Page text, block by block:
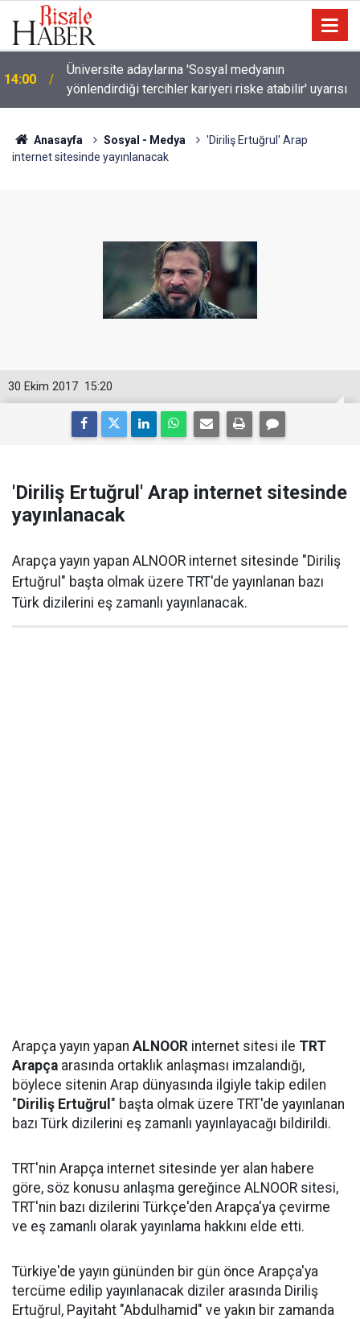
14:00
Üniversite adaylarına 'Sosyal medyanın
yönlendirdiği tercihler kariyeri riske atabilir' uyarısı
Anasayfa Sosyal - Medya
'Diriliş Ertuğrul' Arap
internet sitesinde yayınlanacak
15:20
30 Ekim 2017
'Diriliş Ertuğrul' Arap internet sitesinde
yayınlanacak
Arapça yayın yapan ALNOOR internet sitesinde "Diriliş
Ertuğrul" başta olmak üzere TRT'de yayınlanan bazı
Türk dizilerini eş zamanlı yayınlanacak.
Arapça yayın yapan ALNOOR internet sitesi ile TRT
Arapça arasında ortaklık anlaşması imzalandığı,
böylece sitenin Arap dünyasında ilgiyle takip edilen
" Diriliş Ertuğrul " başta olmak üzere TRT'de yayınlanan
bazı Türk dizilerini eş zamanlı yayınlayacağı bildirildi.
TRT'nin Arapça internet sitesinde yer alan habere
göre, söz konusu anlaşma gereğince ALNOOR sitesi,
TRT'nin bazı dizilerini Türkçe'den Arapça'ya çevirme
ve eş zamanlı olarak yayınlama hakkını elde etti.
Türkiye'de yayın gününden bir gün önce Arapça'ya
tercüme edilip yayınlanacak diziler arasında Diriliş
Ertuğrul, Payitaht "Abdulhamid" ve yakın bir zamanda